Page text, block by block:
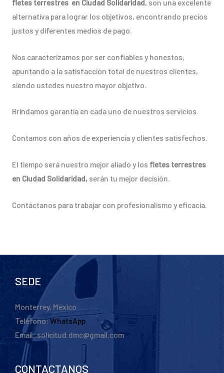
fletes terrestres en Ciudad Solidaridad, son una excelente
alternativa para lograr los objetivos, encontrando precios
justos y diferentes medios de pago.
Nos caracterizamos por ser confiables y honestos,
apuntando a la satisfacción total de nuestros clientes,
siendo ustedes nuestro mayor objetivo.
Brindamos garantía en cada uno de nuestros servicios.
Contamos con años de experiencia y clientes satisfechos.
El tiempo será nuestro mejor aliado y los fletes terrestres
en Ciudad Solidaridad, serán tu mejor decisión.
Contáctanos para trabajar con profesionalismo y eficacia.
SEDE
Monterrey, México
Teléfono:WhatsApp
Email: solicitud.dmc@gmail.com
CONTACTANOS